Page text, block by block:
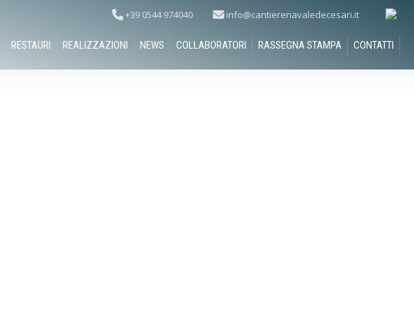
+39 0544 974040 info@cantierenavaledecesari.it
RESTAURI REALIZZAZIONI NEWS COLLABORATORI RASSEGNA STAMPA CONTATTI